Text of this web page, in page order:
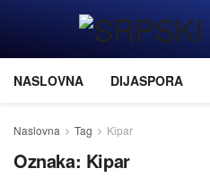
NASLOVNA DIJASPORA
Naslovna Tag Kipar
Oznaka: Kipar